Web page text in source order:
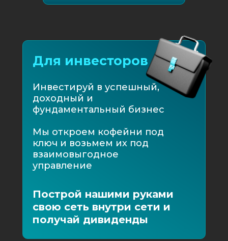
Построй нашими руками
свою сеть внутри сети и
получай дивиденды
Инвестируй в успешный,
доходный и
фундаментальный бизнес
Мы откроем кофейни под
ключ и возьмем их под
взаимовыгодное
управление
Для инвесторов